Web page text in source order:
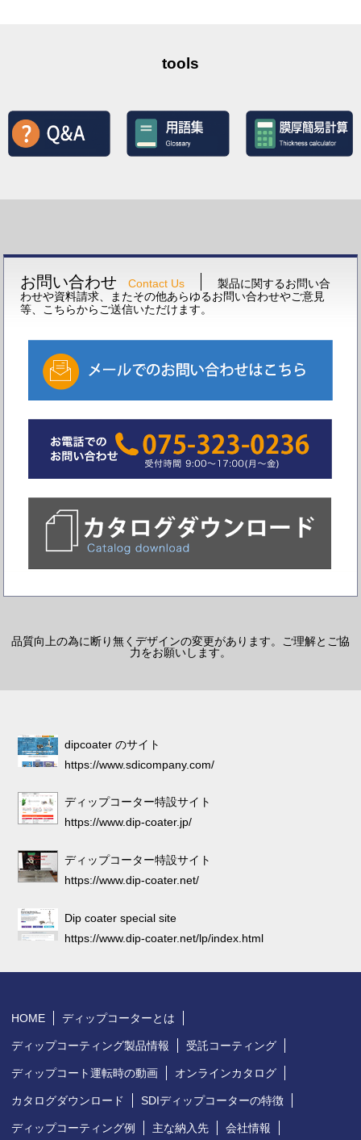
tools
お問い合わせ Contact Us
製品に関するお問い合
わせや資料請求、またその他あらゆるお問い合わせやご意見
等、こちらからご送信いただけます。
品質向上の為に断り無くデザインの変更があります。ご理解とご協
力をお願いします。
dipcoater のサイト
https://www.sdicompany.com/
ディップコーター特設サイト
https://www.dip-coater.jp/
ディップコーター特設サイト
https://www.dip-coater.net/
Dip coater special site
https://www.dip-coater.net/lp/index.html
HOME ディップコーターとは
ディップコーティング製品情報 受託コーティング
ディップコート運転時の動画 オンラインカタログ
カタログダウンロード SDIディップコーターの特徴
ディップコーティング例 主な納入先 会社情報